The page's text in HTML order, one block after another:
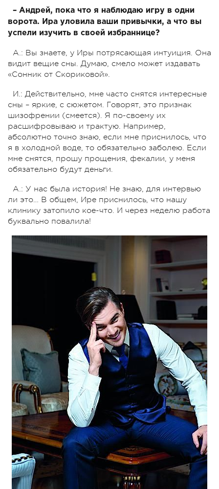
– Андрей, пока что я наблюдаю игру в одни
ворота. Ира уловила ваши привычки, а что вы
успели изучить в своей избраннице?
А.: Вы знаете, у Иры потрясающая интуиция. Она
видит вещие сны. Думаю, смело может издавать
«Сонник от Скориковой».
И.: Действительно, мне часто снятся интересные
сны – яркие, с сюжетом. Говорят, это признак
шизофрении (смеется). Я по-своему их
расшифровываю и трактую. Например,
абсолютно точно знаю, если мне приснилось, что
я в холодной воде, то обязательно заболею. Если
мне снятся, прошу прощения, фекалии, у меня
обязательно будут деньги.
А.: У нас была история! Не знаю, для интервью
ли это… В общем, Ире приснилось, что нашу
клинику затопило кое-что. И через неделю работа
буквально повалила!